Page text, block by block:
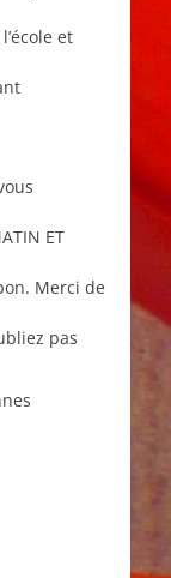
et
ET
Merci de
pas